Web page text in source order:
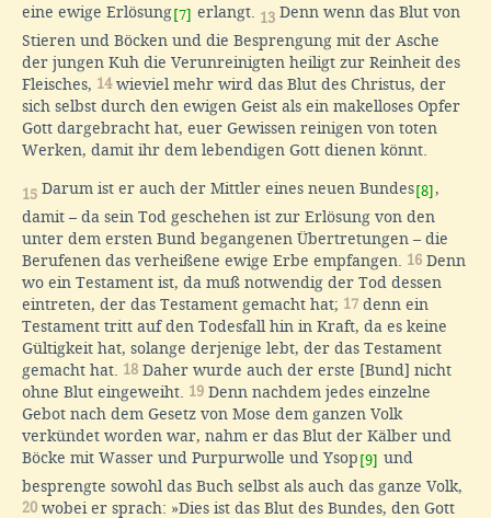
eine ewige Erlösung[7] erlangt. 13 Denn wenn das Blut von
Stieren und Böcken und die Besprengung mit der Asche
der jungen Kuh die Verunreinigten heiligt zur Reinheit des
Fleisches, 14wieviel mehr wird das Blut des Christus, der
sich selbst durch den ewigen Geist als ein makelloses Opfer
Gott dargebracht hat, euer Gewissen reinigen von toten
Werken, damit ihr dem lebendigen Gott dienen könnt.
15 Darum ist er auch der Mittler eines neuen Bundes[8],
damit – da sein Tod geschehen ist zur Erlösung von den
unter dem ersten Bund begangenen Übertretungen – die
Berufenen das verheißene ewige Erbe empfangen. 16 Denn
wo ein Testament ist, da muß notwendig der Tod dessen
eintreten, der das Testament gemacht hat; 17 denn ein
Testament tritt auf den Todesfall hin in Kraft, da es keine
Gültigkeit hat, solange derjenige lebt, der das Testament
gemacht hat. 18 Daher wurde auch der erste [Bund] nicht
ohne Blut eingeweiht. 19 Denn nachdem jedes einzelne
Gebot nach dem Gesetz von Mose dem ganzen Volk
verkündet worden war, nahm er das Blut der Kälber und
Böcke mit Wasser und Purpurwolle und Ysop [9] und
besprengte sowohl das Buch selbst als auch das ganze Volk,
20 wobei er sprach: »Dies ist das Blut des Bundes, den Gott